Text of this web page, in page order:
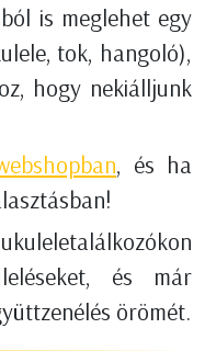
is meglehet egy
tok, hangoló),
hogy nekiálljunk
, és ha
és már
örömét.